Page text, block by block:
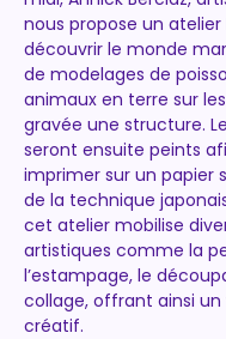
nous propose un atelier
découvrir le monde
de modelages de
animaux en terre sur
gravée une structure.
seront ensuite peints
imprimer sur un papier
de la technique
cet atelier mobilise
artistiques comme la
l’estampage, le
collage, offrant ainsi un
créatif.